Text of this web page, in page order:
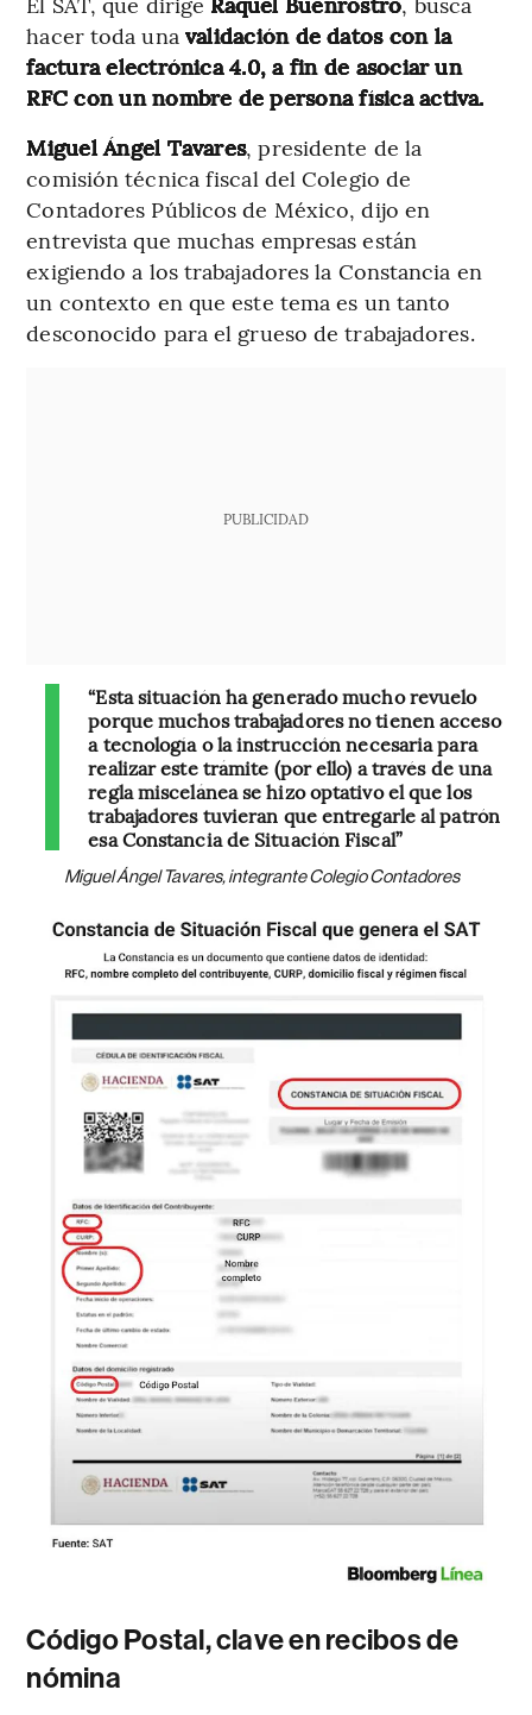
hacer toda una validación de datos con la
factura electrónica 4.0, a fin de asociar un
RFC con un nombre de persona física activa.
Miguel Ángel Tavares, presidente de la
comisión técnica fiscal del Colegio de
Contadores Públicos de México, dijo en
entrevista que muchas empresas están
exigiendo a los trabajadores la Constancia en
un contexto en que este tema es un tanto
desconocido para el grueso de trabajadores.
PUBLICIDAD
“Esta situación ha generado mucho revuelo
porque muchos trabajadores no tienen acceso
a tecnología o la instrucción necesaria para
realizar este trámite (por ello) a través de una
regla miscelánea se hizo optativo el que los
trabajadores tuvieran que entregarle al patrón
esa Constancia de Situación Fiscal”
Miguel Ángel Tavares, integrante Colegio Contadores
Código Postal, clave en recibos de
nómina